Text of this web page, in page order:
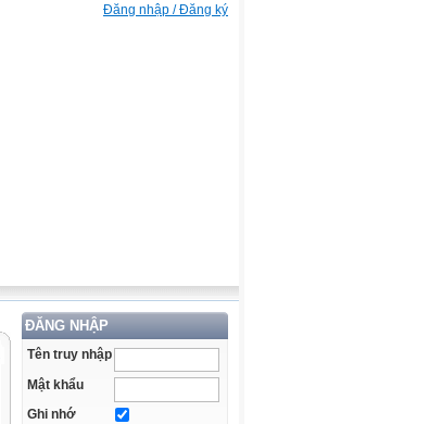
Đăng nhập / Đăng ký
ĐĂNG NHẬP
Tên truy nhập
Mật khẩu
Ghi nhớ